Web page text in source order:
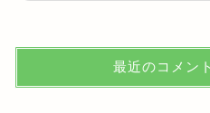
最近のコメント